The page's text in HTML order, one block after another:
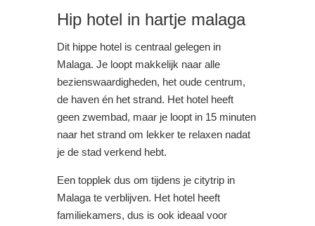
Hip hotel in hartje malaga
Dit hippe hotel is centraal gelegen in
Malaga. Je loopt makkelijk naar alle
bezienswaardigheden, het oude centrum,
de haven én het strand. Het hotel heeft
geen zwembad, maar je loopt in 15 minuten
naar het strand om lekker te relaxen nadat
je de stad verkend hebt.
Een topplek dus om tijdens je citytrip in
Malaga te verblijven. Het hotel heeft
familiekamers, dus is ook ideaal voor